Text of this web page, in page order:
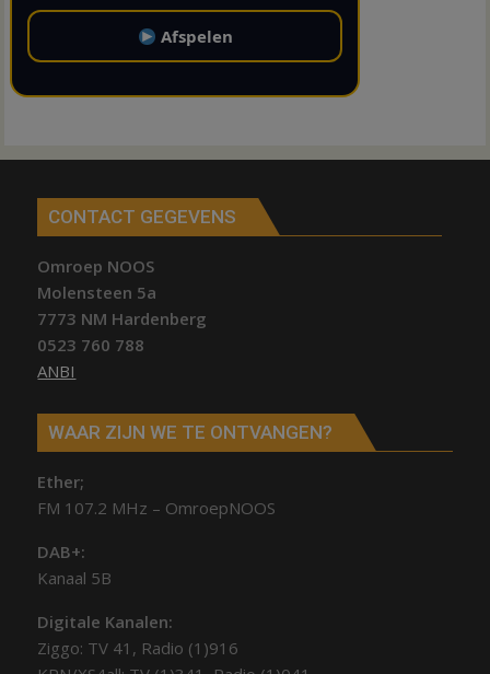
Afspelen
CONTACT GEGEVENS
Omroep NOOS
Molensteen 5a
7773 NM Hardenberg
0523 760 788
ANBI
WAAR ZIJN WE TE ONTVANGEN?
Ether;
FM 107.2 MHz – OmroepNOOS
DAB+:
Kanaal 5B
Digitale Kanalen:
Ziggo: TV 41, Radio (1)916